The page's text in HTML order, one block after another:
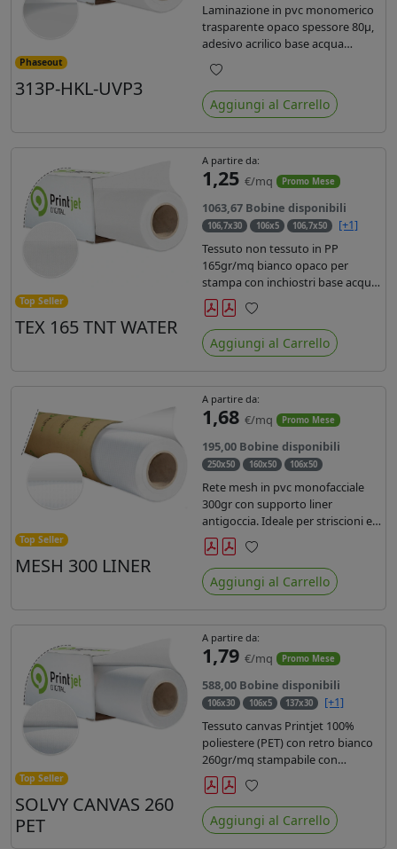
Phaseout
313P-HKL-UVP3
Laminazione in pvc monomerico
trasparente opaco spessore 80µ,
adesivo acrilico base acqua
permanente specifico per ink uv,
liner in carta kraft da 90gr. Durata
3 anni, dotata di filtro uv, idonea
per stampe con inchiostro
Preferiti
Aggiungi al Carrello
Top Seller
TEX 165 TNT WATER
A partire da:
1,25 €/mq Promo Mese
1063,67 Bobine disponibili
106,7x30 106x5 106,7x50
[+1]
Tessuto non tessuto in PP
165gr/mq bianco opaco per
stampa con inchiostri base acqua,
latex, uv, ecosolvente. Finitura a
rombi spundbond e coating
superficiale con totale assenza di
peluria. Occhiellabile, non
Preferiti
Aggiungi al Carrello
Top Seller
MESH 300 LINER
A partire da:
1,68 €/mq Promo Mese
195,00 Bobine disponibili
250x50 160x50 106x50
Rete mesh in pvc monofacciale
300gr con supporto liner
antigoccia. Ideale per striscioni e
coperture antivento. Saldabile,
stampabile con inchiostri
solvente, ecosolvente, uv e latex.
Densità fili 1000x1000 , filato 9x13.
Preferiti
Aggiungi al Carrello
Top Seller
SOLVY CANVAS 260
PET
A partire da:
1,79 €/mq Promo Mese
588,00 Bobine disponibili
106x30 106x5 137x30
[+1]
Tessuto canvas Printjet 100%
poliestere (PET) con retro bianco
260gr/mq stampabile con
inchiostri solvente, ecosolvente,
uv e latex.
Preferiti
Aggiungi al Carrello